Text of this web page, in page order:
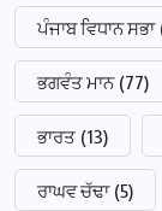
ਪੰਜਾਬ ਵਿਧਾਨ ਸਭਾ
ਭਗਵੰਤ ਮਾਨ (77)
ਭਾਰਤ (13)
ਰਾਘਵ ਚੱਢਾ (5)